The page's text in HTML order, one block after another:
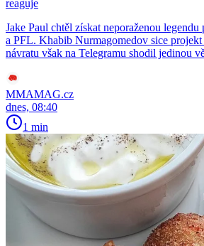
reaguje
Jake Paul chtěl získat neporaženou
a PFL. Khabib Nurmagomedov sice
návratu však na Telegramu shodil jedinou
MMAMAG.cz
dnes, 08:40
1 min